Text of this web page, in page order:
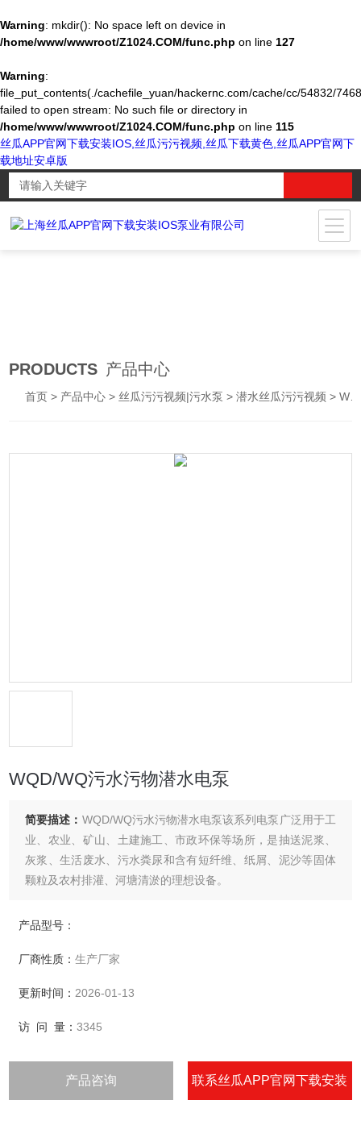
Warning: mkdir(): No space left on device in
/home/www/wwwroot/Z1024.COM/func.php on line 127
Warning:
file_put_contents(./cachefile_yuan/hackernc.com/cache/cc/54832/
failed to open stream: No such file or directory in
/home/www/wwwroot/Z1024.COM/func.php on line 115
丝瓜APP官网下载安装IOS,丝瓜污污视频,丝瓜下载黄色,丝瓜APP官网下
载地址安卓版
PRODUCTS 产品中心
首页 > 产品中心 > 丝瓜污污视频|污水泵 >潜水丝瓜污污视频 > WQD/WQ污水污物潜水电泵
WQD/WQ污水污物潜水电泵
简要描述： WQD/WQ污水污物潜水电泵该系列电泵广泛用于工
业、农业、矿山、土建施工、市政环保等场所，是抽送泥浆、
灰浆、生活废水、污水粪尿和含有短纤维、纸屑、泥沙等固体
颗粒及农村排灌、河塘清淤的理想设备。
产品型号：
厂商性质：生产厂家
更新时间： 2026-01-13
访 问 量：3345
产品咨询 联系丝瓜APP官网下载安装